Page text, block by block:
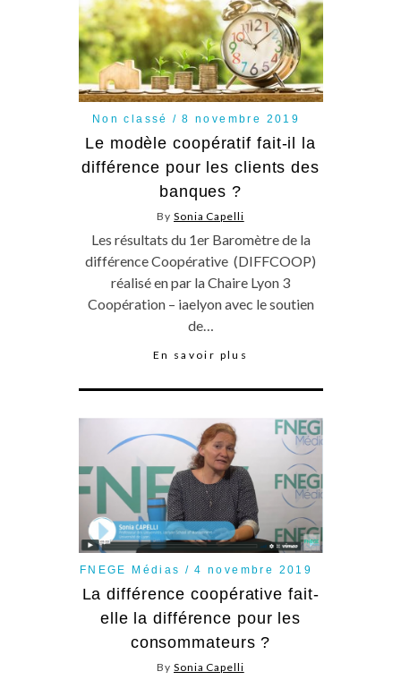
Non classé 8 novembre 2019
Le modèle coopératif fait-il la
différence pour les clients des
banques ?
By Sonia Capelli
Les résultats du 1er Baromètre de la
différence Coopérative (DIFFCOOP)
réalisé en par la Chaire Lyon 3
Coopération – iaelyon avec le soutien
de…
En savoir plus
FNEGE Médias 4 novembre 2019
La différence coopérative fait-
elle la différence pour les
consommateurs ?
By Sonia Capelli